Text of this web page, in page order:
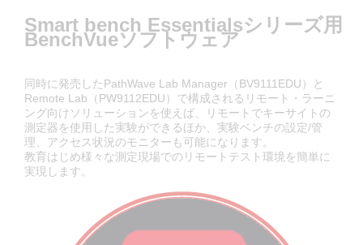
Smart bench Essentialsシリーズ用
BenchVueソフトウェア
同時に発売したPathWave Lab Manager（BV9111EDU）と
Remote Lab（PW9112EDU）で構成されるリモート・ラーニ
ング向けソリューションを使えば、リモートでキーサイトの
測定器を使用した実験ができるほか、実験ベンチの設定/管
理、アクセス状況のモニターも可能になります。
教育はじめ様々な測定現場でのリモートテスト環境を簡単に
実現します。